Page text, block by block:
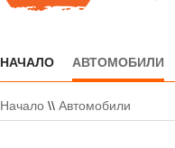
НАЧАЛО АВТОМОБИЛИ
Начало \\ Автомобили